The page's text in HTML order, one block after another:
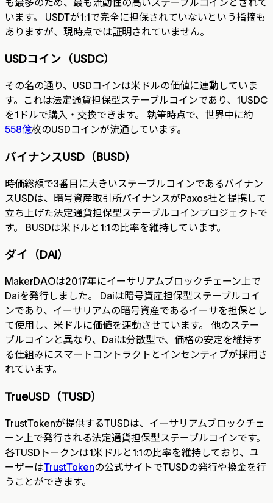
も最多のため、最も流動性の高いステーブルコインとされて
います。 USDTが1:1で完全に担保されていないという指摘も
ありますが、現時点では証明されていません。
USDコイン（USDC）
その名の通り、USDコインは米ドルの価値に連動していま
す。これは法定通貨担保型ステーブルコインであり、1USDC
を1ドルで購入・交換できます。 執筆時点で、世界中に約
558億枚のUSDコインが流通しています。
バイナンスUSD（BUSD）
時価総額で3番目に大きいステーブルコインであるバイナン
スUSDは、暗号資産取引所バイナンスがPaxos社と提携して
立ち上げた法定通貨担保型ステーブルコインプロジェクトで
す。 BUSDは米ドルと1:1の比率を維持しています。
ダイ（DAI）
MakerDAOは2017年にイーサリアムブロックチェーン上で
Daiを発行しました。 Daiは暗号資産担保型ステーブルコイ
ンであり、イーサリアムの暗号資産であるイーサを担保とし
て使用し、米ドルに価値を連動させています。 他のステー
ブルコインと異なり、Daiは分散型で、価格の安定を維持す
る仕組みにスマートコントラクトとインセンティブが採用さ
れています。
TrueUSD（TUSD）
TrustTokenが提供するTUSDは、イーサリアムブロックチェ
ーン上で発行される法定通貨担保型ステーブルコインです。
各TUSDトークンは1米ドルと1:1の比率を維持しており、ユ
ーザーはTrustTokenの公式サイトでTUSDの発行や換金を行
うことができます。